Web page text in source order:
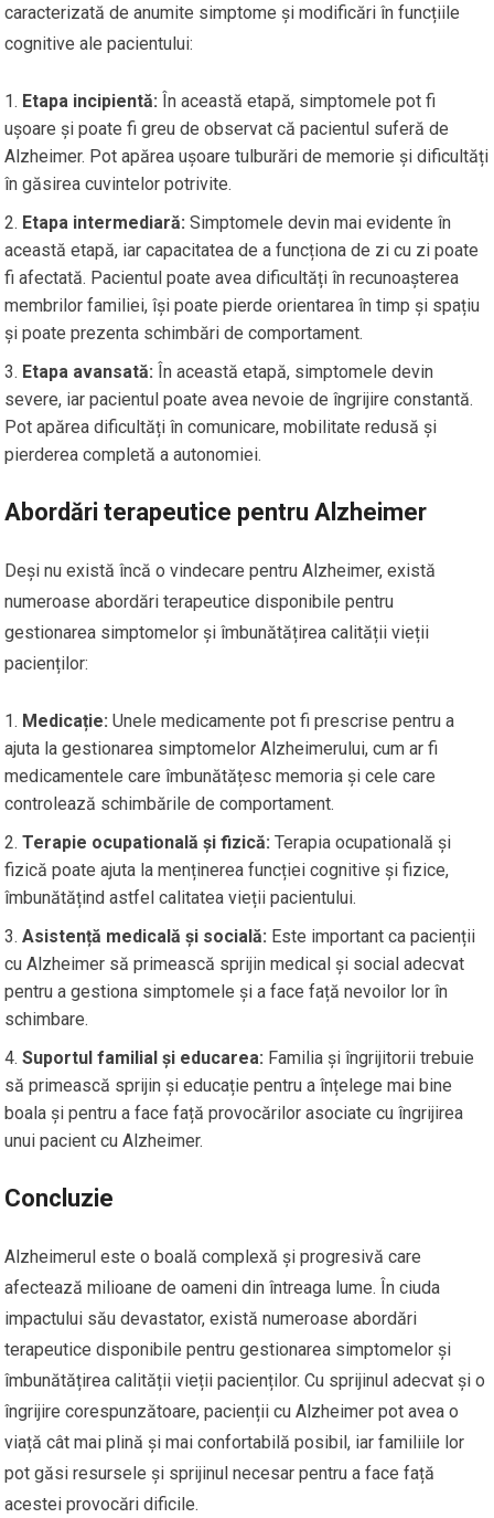
caracterizată de anumite simptome și modificări în funcțiile
cognitive ale pacientului:
Etapa incipientă: În această etapă, simptomele pot fi
ușoare și poate fi greu de observat că pacientul suferă de
Alzheimer. Pot apărea ușoare tulburări de memorie și dificultăți
în găsirea cuvintelor potrivite.
Etapa intermediară: Simptomele devin mai evidente în
această etapă, iar capacitatea de a funcționa de zi cu zi poate
fi afectată. Pacientul poate avea dificultăți în recunoașterea
membrilor familiei, își poate pierde orientarea în timp și spațiu
și poate prezenta schimbări de comportament.
Etapa avansată: În această etapă, simptomele devin
severe, iar pacientul poate avea nevoie de îngrijire constantă.
Pot apărea dificultăți în comunicare, mobilitate redusă și
pierderea completă a autonomiei.
Abordări terapeutice pentru Alzheimer
Deși nu există încă o vindecare pentru Alzheimer, există
numeroase abordări terapeutice disponibile pentru
gestionarea simptomelor și îmbunătățirea calității vieții
pacienților:
Medicație: Unele medicamente pot fi prescrise pentru a
ajuta la gestionarea simptomelor Alzheimerului, cum ar fi
medicamentele care îmbunătățesc memoria și cele care
controlează schimbările de comportament.
Terapie ocupatională și fizică: Terapia ocupatională și
fizică poate ajuta la menținerea funcției cognitive și fizice,
îmbunătățind astfel calitatea vieții pacientului.
Asistență medicală și socială: Este important ca pacienții
cu Alzheimer să primească sprijin medical și social adecvat
pentru a gestiona simptomele și a face față nevoilor lor în
schimbare.
Suportul familial și educarea: Familia și îngrijitorii trebuie
să primească sprijin și educație pentru a înțelege mai bine
boala și pentru a face față provocărilor asociate cu îngrijirea
unui pacient cu Alzheimer.
Concluzie
Alzheimerul este o boală complexă și progresivă care
afectează milioane de oameni din întreaga lume. În ciuda
impactului său devastator, există numeroase abordări
terapeutice disponibile pentru gestionarea simptomelor și
îmbunătățirea calității vieții pacienților. Cu sprijinul adecvat și o
îngrijire corespunzătoare, pacienții cu Alzheimer pot avea o
viață cât mai plină și mai confortabilă posibil, iar familiile lor
pot găsi resursele și sprijinul necesar pentru a face față
acestei provocări dificile.